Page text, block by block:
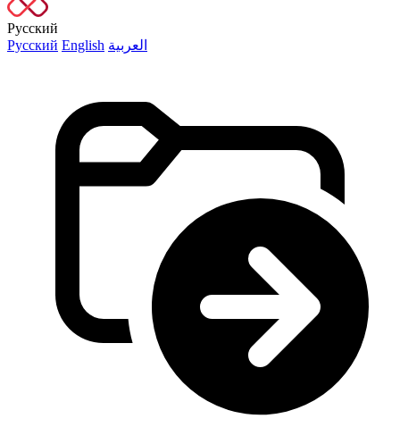
Русский
Русский English العربية